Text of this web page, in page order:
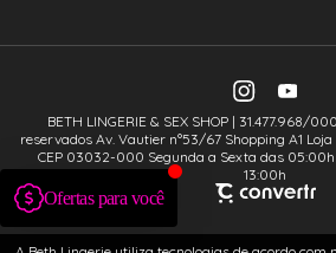
BETH LINGERIE & SEX SHOP | 31.477.968/
reservados Av. Vautier n°53/67 Shopping A1 Loja
CEP 03032-000 Segunda a Sexta das 05:00h
13:00h